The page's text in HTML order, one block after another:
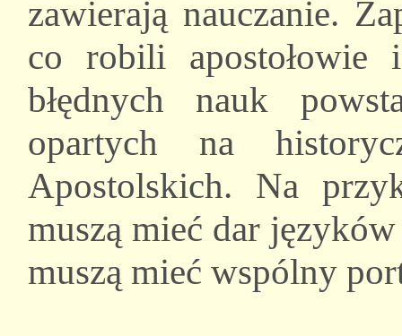
zawierają nauczanie.
co robili apostołowie
błędnych nauk
opartych na
Apostolskich. Na
muszą mieć dar
muszą mieć wspólny